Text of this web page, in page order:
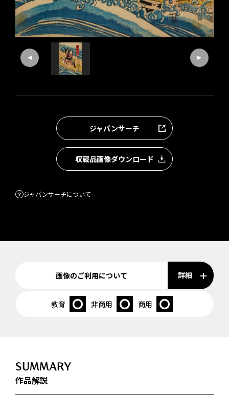
ジャパンサーチ
収蔵品画像ダウンロード
ジャパンサーチについて
画像のご利用について 詳細
教育 非商用 商用
SUMMARY
作品解説